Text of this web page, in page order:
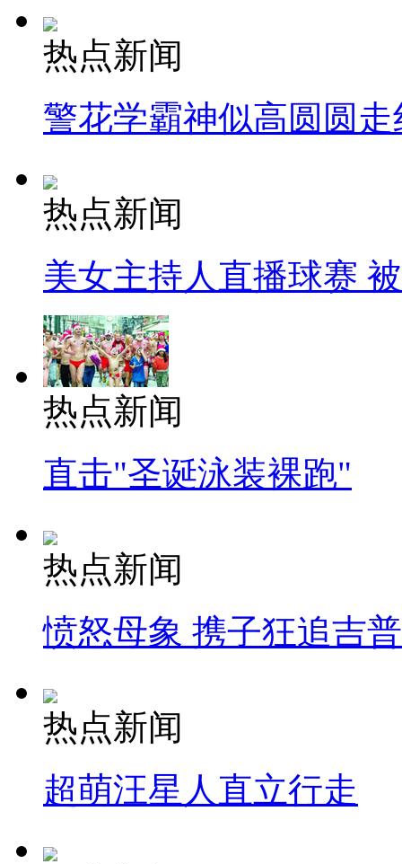
热点新闻
警花学霸神似高圆圆走
热点新闻
美女主持人直播球赛
热点新闻
直击"圣诞泳装裸跑"
热点新闻
愤怒母象 携子狂追吉
热点新闻
超萌汪星人直立行走